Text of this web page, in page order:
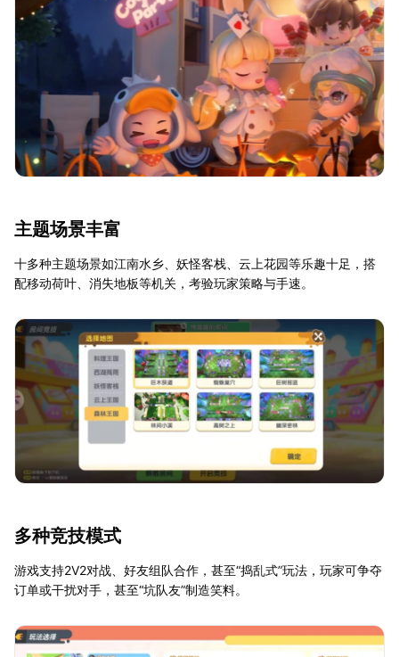
主题场景丰富
十多种主题场景如江南水乡、妖怪客栈、云上花园等乐趣十足，搭
配移动荷叶、消失地板等机关，考验玩家策略与手速。
多种竞技模式
游戏支持2V2对战、好友组队合作，甚至“捣乱式”玩法，玩家可争夺
订单或干扰对手，甚至“坑队友”制造笑料。